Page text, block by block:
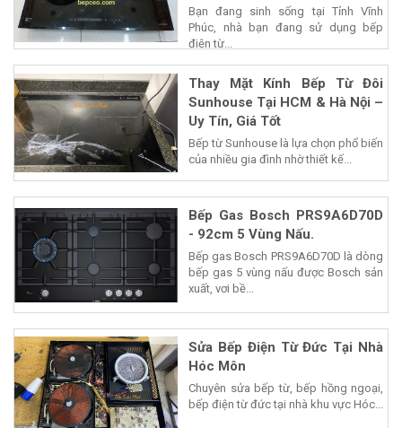
Bạn đang sinh sống tại Tỉnh Vĩnh
Phúc, nhà bạn đang sử dụng bếp
điện từ...
Thay Mặt Kính Bếp Từ Đôi
Sunhouse Tại HCM & Hà Nội –
Uy Tín, Giá Tốt
Bếp từ Sunhouse là lựa chọn phổ biến
của nhiều gia đình nhờ thiết kế...
Bếp Gas Bosch PRS9A6D70D
- 92cm 5 Vùng Nấu.
Bếp gas Bosch PRS9A6D70D là dòng
bếp gas 5 vùng nấu được Bosch sản
xuất, vơi bề...
Sửa Bếp Điện Từ Đức Tại Nhà
Hóc Môn
Chuyên sửa bếp từ, bếp hồng ngoại,
bếp điện từ đức tại nhà khu vực Hóc...